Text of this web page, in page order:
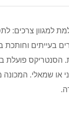
הסנטריקס פועלת